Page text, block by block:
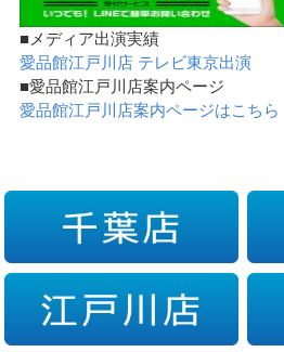
■メディア出演実績
愛品館江戸川店 テレビ東京出演
■愛品館江戸川店案内ページ
愛品館江戸川店案内ページはこちら